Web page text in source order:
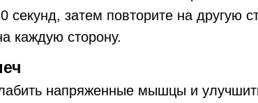
секунд, затем повторите на другую
каждую сторону.
напряженные мышцы и